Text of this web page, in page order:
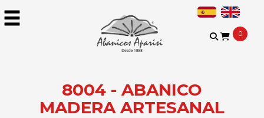
0
8004 - ABANICO
MADERA ARTESANAL